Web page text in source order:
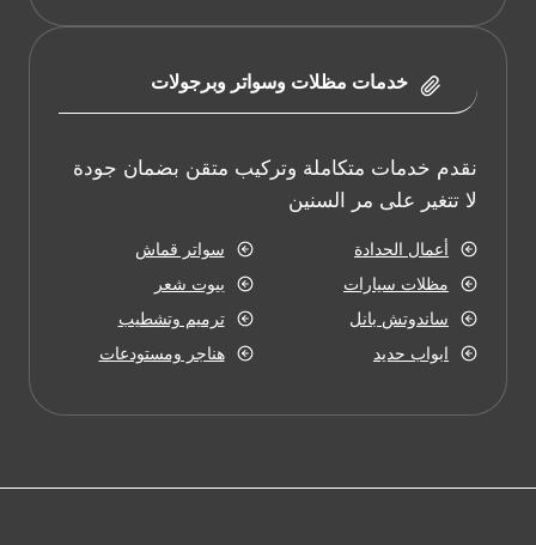
خدمات مظلات وسواتر وبرجولات
نقدم خدمات متكاملة وتركيب متقن بضمان جودة
لا تتغير على مر السنين
أعمال الحدادة
سواتر قماش
مظلات سيارات
بيوت شعر
ساندوتش بانل
ترميم وتشطيب
ابواب حديد
هناجر ومستودعات